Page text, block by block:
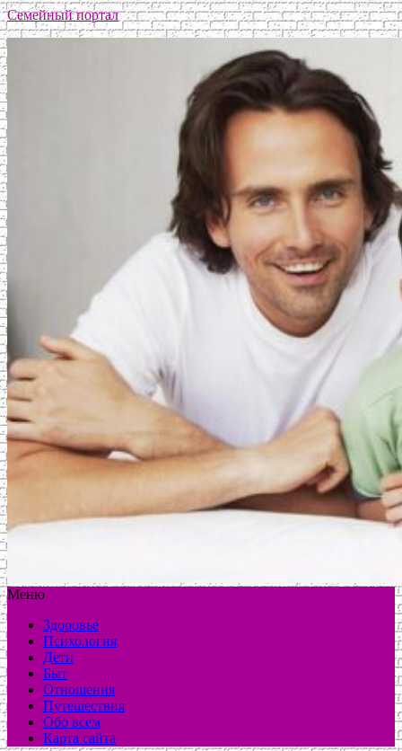
Семейный портал
Меню
Здоровье
Психология
Дети
Быт
Отношения
Путешествия
Обо всем
Карта сайта